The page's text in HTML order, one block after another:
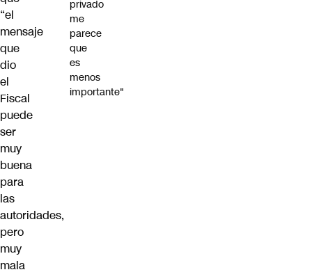
“el
mensaje
que
dio
el
Fiscal
puede
ser
muy
buena
para
las
autoridades,
pero
muy
mala
privado
me
parece
que
es
menos
importante"